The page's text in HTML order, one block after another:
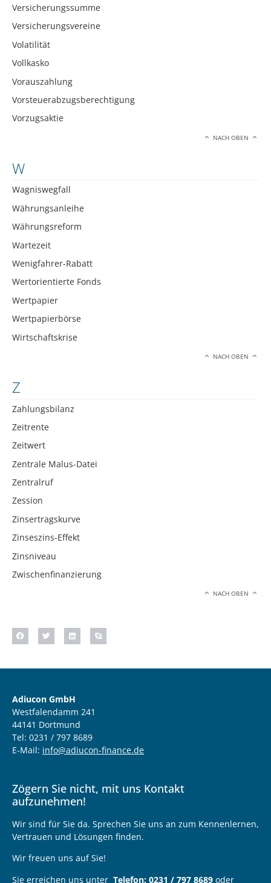
Versicherungssumme
Versicherungsvereine
Volatilität
Vollkasko
Vorauszahlung
Vorsteuerabzugsberechtigung
Vorzugsaktie
NACH OBEN
W
Wagniswegfall
Währungsanleihe
Währungsreform
Wartezeit
Wenigfahrer-Rabatt
Wertorientierte Fonds
Wertpapier
Wertpapierbörse
Wirtschaftskrise
NACH OBEN
Z
Zahlungsbilanz
Zeitrente
Zeitwert
Zentrale Malus-Datei
Zentralruf
Zession
Zinsertragskurve
Zinseszins-Effekt
Zinsniveau
Zwischenfinanzierung
NACH OBEN
Adiucon GmbH
Westfalendamm 241
44141 Dortmund
Tel: 0231 / 797 8689
E-Mail: info@adiucon-finance.de
Zögern Sie nicht, mit uns Kontakt
aufzunehmen!
Wir sind für Sie da. Sprechen Sie uns an zum Kennenlernen,
Vertrauen und Lösungen finden.
Wir freuen uns auf Sie!
Sie erreichen uns unter Telefon: 0231 / 797 8689 oder